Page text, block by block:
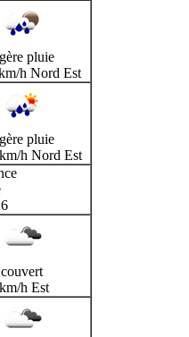
pluie
h Nord Est
pluie
h Nord Est
couvert
h Est